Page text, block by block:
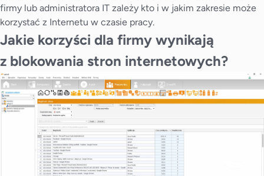
firmy lub administratora IT zależy kto i w jakim zakresie może
korzystać z Internetu w czasie pracy.
Jakie korzyści dla firmy wynikają
z blokowania stron internetowych?